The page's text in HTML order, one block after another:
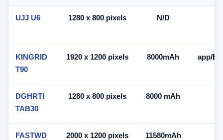
UJJ U6 1280 x 800 pixels N/D
KINGRID
T90
1920 x 1200 pixels 8000mAh app/
DGHRTI
TAB30
1280 x 800 pixels 8000 mAh
FASTWD
2000 x 1200 pixels 11580mAh